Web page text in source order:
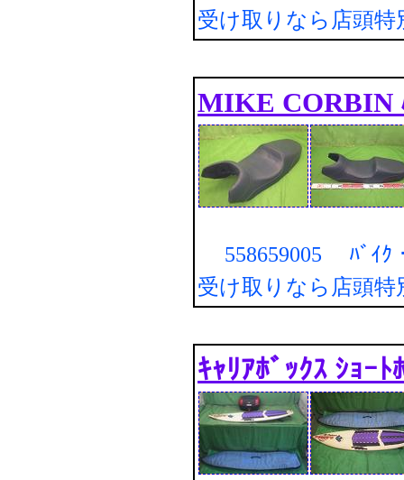
受け取りなら店頭特
MIKE CORBIN
558659005 ﾊﾞｲｸ
受け取りなら店頭特
ｷｬﾘｱﾎﾞｯｸｽ ｼｮｰﾄ